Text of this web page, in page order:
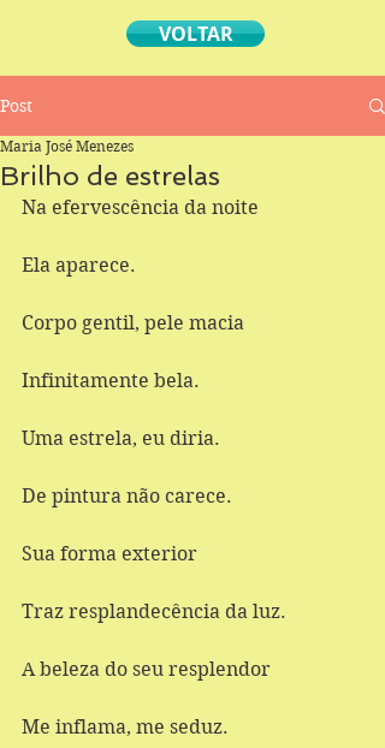
VOLTAR
Post
Brilho de estrelas
Maria José Menezes
Na efervescência da noite
Ela aparece.
Corpo gentil, pele macia
Infinitamente bela.
Uma estrela, eu diria.
De pintura não carece.
Sua forma exterior
Traz resplandecência da luz.
A beleza do seu resplendor
Me inflama, me seduz.